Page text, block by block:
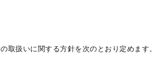
取扱いに関する方針を次のとおり定めます。